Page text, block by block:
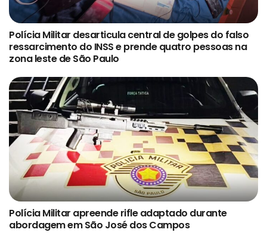
Polícia Militar desarticula central de golpes do falso
ressarcimento do INSS e prende quatro pessoas na
zona leste de São Paulo
Polícia Militar apreende rifle adaptado durante
abordagem em São José dos Campos